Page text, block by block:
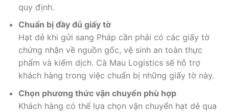
quy định.
Chuẩn bị đầy đủ giấy tờ
Hạt dẻ khi gửi sang Pháp cần phải có các giấy tờ
chứng nhận về nguồn gốc, vệ sinh an toàn thực
phẩm và kiểm dịch. Cà Mau Logistics sẽ hỗ trợ
khách hàng trong việc chuẩn bị những giấy tờ này.
Chọn phương thức vận chuyển phù hợp
Khách hàng có thể lựa chọn vận chuyển hạt dẻ qua